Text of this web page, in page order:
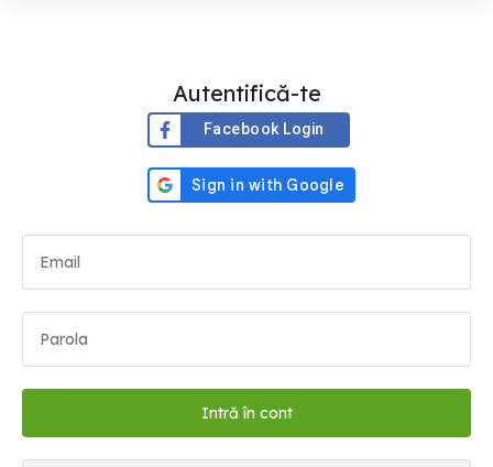
Autentifică-te
Facebook Login